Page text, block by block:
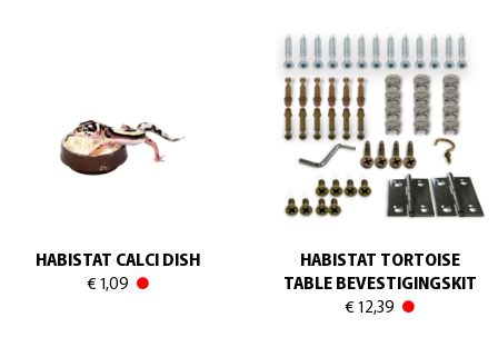
HABISTAT CALCI DISH
€ 1,09
HABISTAT TORTOISE
TABLE BEVESTIGINGSKIT
€ 12,39